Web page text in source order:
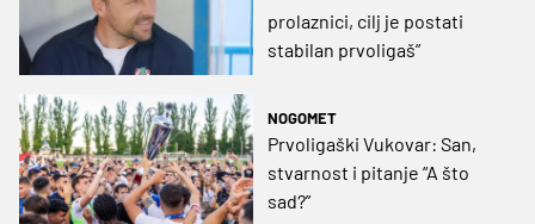
prolaznici, cilj je postati
stabilan prvoligaš”
NOGOMET
Prvoligaški Vukovar: San,
stvarnost i pitanje “A što
sad?”